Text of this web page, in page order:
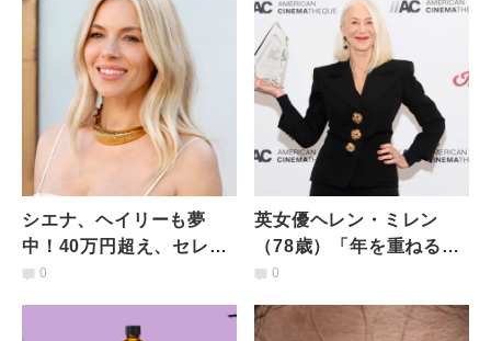
師が解説
消方法
シエナ、ヘイリーも夢
中！40万円超え、セレブ
たちに今大人気の「レー
0
英女優ヘレン・ミレン
（78歳）「年を重ねるの
はラッキーなこと」美と
を語る
0